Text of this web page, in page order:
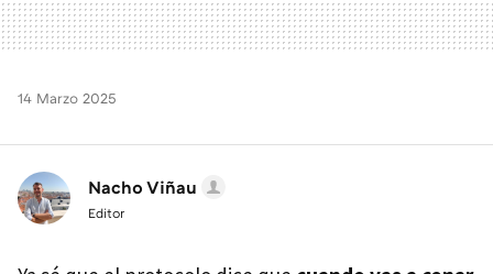
14 Marzo 2025
Nacho Viñau
Editor